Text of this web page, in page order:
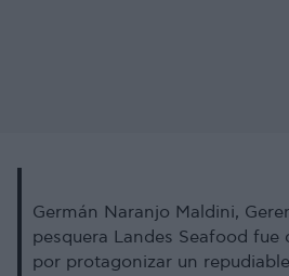
Germán Naranjo Maldini,
pesquera Landes Seafood fue
por protagonizar un